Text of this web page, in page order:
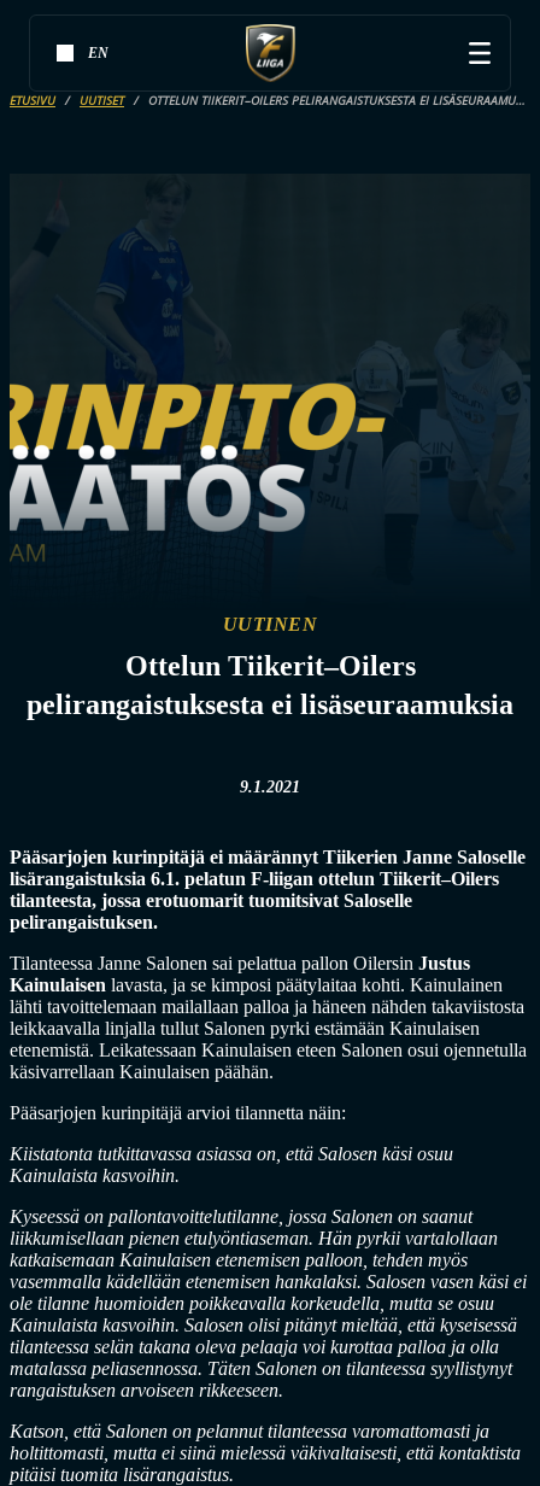
EN
ETUSIVU UUTISET OTTELUN TIIKERIT–OILERS PELIRANGAISTUKSESTA EI LISÄSEURAAMUKSIA
UUTINEN
Ottelun Tiikerit–Oilers
pelirangaistuksesta ei lisäseuraamuksia
9.1.2021
Pääsarjojen kurinpitäjä ei määrännyt Tiikerien Janne Saloselle
lisärangaistuksia 6.1. pelatun F-liigan ottelun Tiikerit–Oilers
tilanteesta, jossa erotuomarit tuomitsivat Saloselle
pelirangaistuksen.
Tilanteessa Janne Salonen sai pelattua pallon Oilersin Justus
Kainulaisen lavasta, ja se kimposi päätylaitaa kohti. Kainulainen
lähti tavoittelemaan mailallaan palloa ja häneen nähden takaviistosta
leikkaavalla linjalla tullut Salonen pyrki estämään Kainulaisen
etenemistä. Leikatessaan Kainulaisen eteen Salonen osui ojennetulla
käsivarrellaan Kainulaisen päähän.
Pääsarjojen kurinpitäjä arvioi tilannetta näin:
Kiistatonta tutkittavassa asiassa on, että Salosen käsi osuu
Kainulaista kasvoihin.
Kyseessä on pallontavoittelutilanne, jossa Salonen on saanut
liikkumisellaan pienen etulyöntiaseman. Hän pyrkii vartalollaan
katkaisemaan Kainulaisen etenemisen palloon, tehden myös
vasemmalla kädellään etenemisen hankalaksi. Salosen vasen käsi ei
ole tilanne huomioiden poikkeavalla korkeudella, mutta se osuu
Kainulaista kasvoihin. Salosen olisi pitänyt mieltää, että kyseisessä
tilanteessa selän takana oleva pelaaja voi kurottaa palloa ja olla
matalassa peliasennossa. Täten Salonen on tilanteessa syyllistynyt
rangaistuksen arvoiseen rikkeeseen.
Katson, että Salonen on pelannut tilanteessa varomattomasti ja
holtittomasti, mutta ei siinä mielessä väkivaltaisesti, että kontaktista
pitäisi tuomita lisärangaistus.